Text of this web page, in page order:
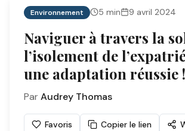
Environnement 5 min 9 avril 2024
Naviguer à travers la
l’isolement de
une adaptation réussie !
Par Audrey Thomas
Favoris Copier le lien